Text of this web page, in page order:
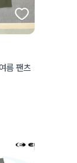
름 팬츠